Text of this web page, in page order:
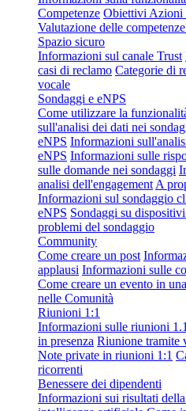
Competenze Obiettivi Azioni
Valutazione delle
Spazio sicuro
Informazioni sul canale Trust
casi di reclamo Categorie di
vocale
Sondaggi e eNPS
Come utilizzare la
sull'analisi dei dati nei
eNPS Informazioni
eNPS Informazioni sulle
sulle domande nei sondaggi
analisi dell'engagement A
Informazioni sul sondaggio
eNPS Sondaggi su
problemi del sondaggio
Community
Come creare un post
applausi Informazioni sulle
Come creare un evento in
nelle Comunità
Riunioni 1:1
Informazioni sulle riunioni
in presenza Riunione tramite
Note private in riunioni 1:1
ricorrenti
Benessere dei dipendenti
Informazioni sui risultati